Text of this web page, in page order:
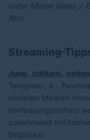
unter Meine News /
Abo.
Streaming-
Jung, militant,
Telegram, X -
sozialen Medien
Verfassungsschutz
zunehmend
Einblicke: